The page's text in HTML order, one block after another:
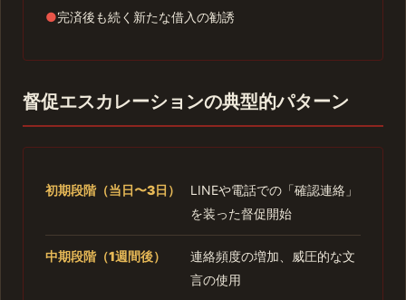
●完済後も続く新たな借入の勧誘
督促エスカレーションの典型的パターン
初期段階（当日〜3日）
LINEや電話での「確認連絡」
を装った督促開始
中期段階（1週間後）
連絡頻度の増加、威圧的な文
言の使用